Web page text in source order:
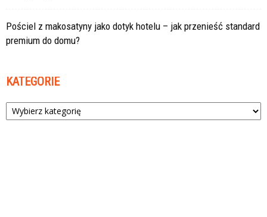
Pościel z makosatyny jako dotyk hotelu – jak przenieść standard
premium do domu?
KATEGORIE
Kategorie